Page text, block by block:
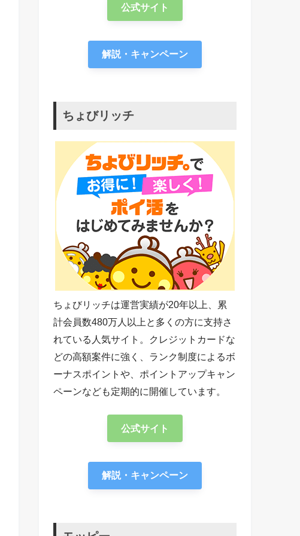
公式サイト
解説・キャンペーン
ちょびリッチ
ちょびリッチは運営実績が20年以上、累
計会員数480万人以上と多くの方に支持さ
れている人気サイト。クレジットカードな
どの高額案件に強く、ランク制度によるボ
ーナスポイントや、ポイントアップキャン
ペーンなども定期的に開催しています。
公式サイト
解説・キャンペーン